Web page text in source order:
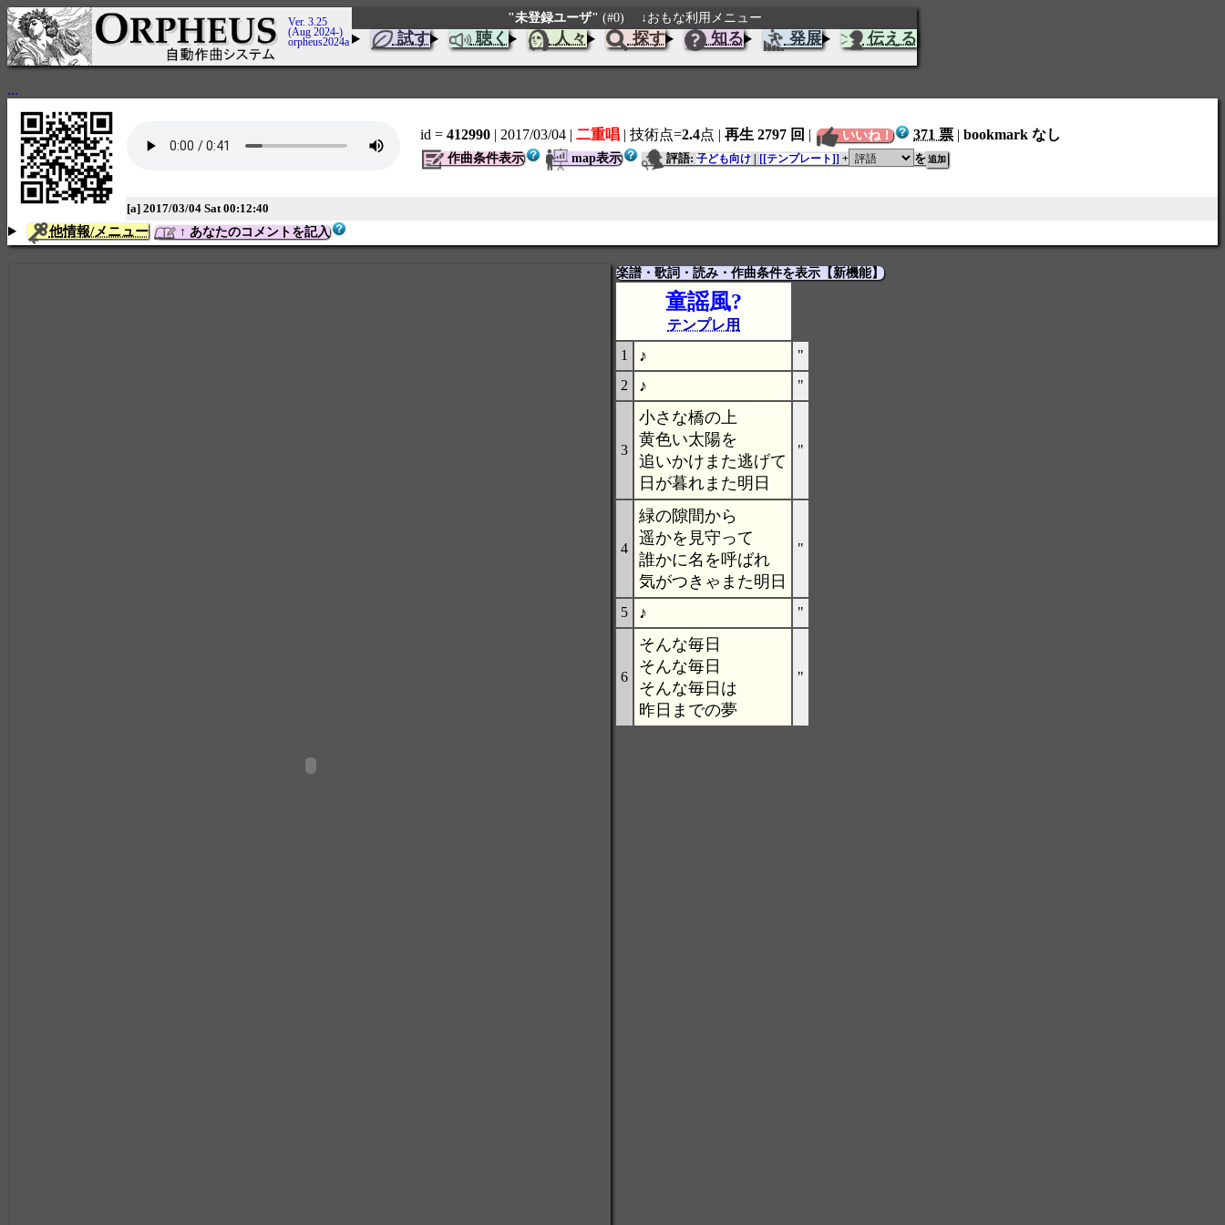
Ver. 3.25
(Aug 2024-)
orpheus2024a
"未登録ユーザ" (#0) ↓おもな利用メニュー
試す 聴く 人々 探す 知る 発展 伝える
...
id = 412990 | 2017/03/04 | 二重唱 | 技術点=2.4点 | 再生 2797 回 | いいね！ 371 票 | bookmark なし
作曲条件表示 map表示 評語: 子ども向け [[テンプレート]] + を
[a] 2017/03/04 Sat 00:12:40
他情報/メニュー ↑ あなたのコメントを記入
楽譜・歌詞・読み・作曲条件を表示【新機能】
童謡風?
テンプレ用
1
♪
"
2
♪ "
3
小さな橋の上
黄色い太陽を
追いかけまた逃げて
日が暮れまた明日
"
4
緑の隙間から
遥かを見守って
誰かに名を呼ばれ
気がつきゃまた明日
"
5 ♪ "
6
そんな毎日
そんな毎日
そんな毎日は
昨日までの夢
"